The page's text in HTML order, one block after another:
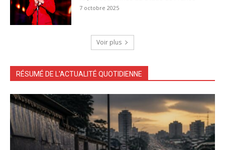
7 octobre 2025
Voir plus
RÉSUMÉ DE L'ACTUALITÉ QUOTIDIENNE